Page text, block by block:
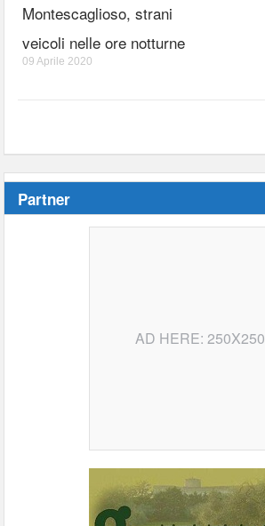
Montescaglioso, strani
veicoli nelle ore notturne
09 Aprile 2020
Partner
AD HERE: 250X250